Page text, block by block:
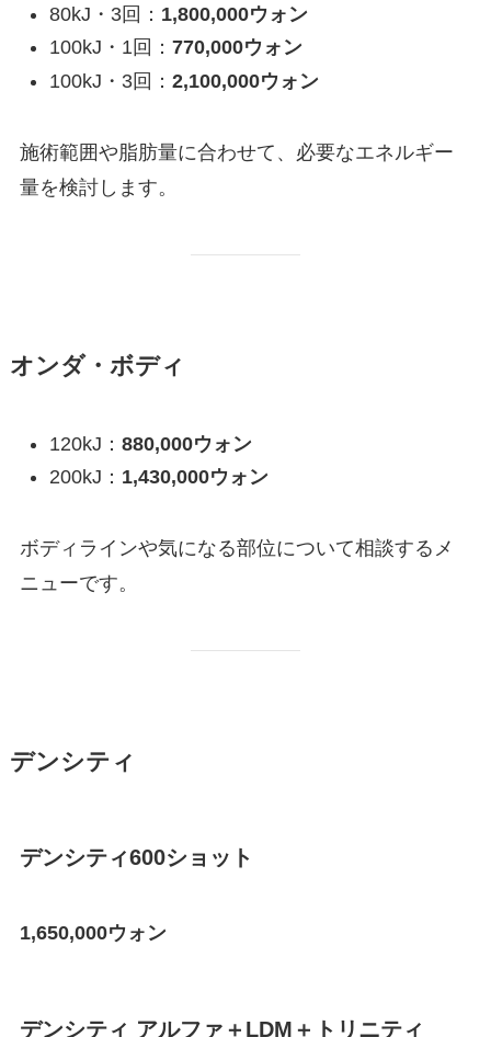
80kJ・3回： 1,800,000ウォン
100kJ・1回： 770,000ウォン
100kJ・3回： 2,100,000ウォン
施術範囲や脂肪量に合わせて、必要なエネルギー
量を検討します。
オンダ・ボディ
120kJ： 880,000ウォン
200kJ： 1,430,000ウォン
ボディラインや気になる部位について相談するメ
ニューです。
デンシティ
デンシティ600ショット
1,650,000ウォン
デンシティ アルファ＋LDM＋トリニティ